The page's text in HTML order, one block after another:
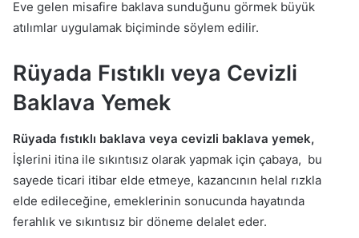
Eve gelen misafire baklava sunduğunu görmek büyük
atılımlar uygulamak biçiminde söylem edilir.
Rüyada Fıstıklı veya Cevizli
Baklava Yemek
Rüyada fıstıklı baklava veya cevizli baklava yemek,
İşlerini itina ile sıkıntısız olarak yapmak için çabaya, bu
sayede ticari itibar elde etmeye, kazancının helal rızkla
elde edileceğine, emeklerinin sonucunda hayatında
ferahlık ve sıkıntısız bir döneme delalet eder.